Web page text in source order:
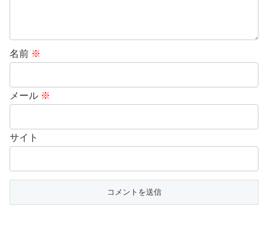
名前 ※
メール ※
サイト